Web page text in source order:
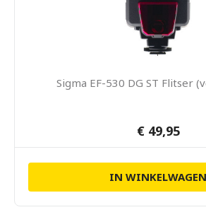
Sigma EF-530 DG ST Flitser
€ 49,95
IN WINKELWAGEN